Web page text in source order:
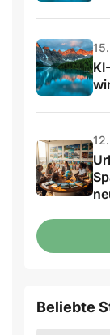
Beliebte